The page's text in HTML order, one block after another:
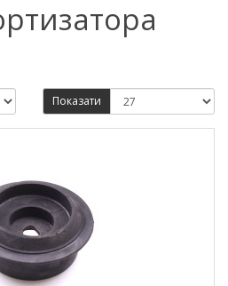
Показати